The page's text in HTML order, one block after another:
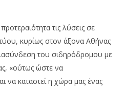
τις λύσεις σε
κυρίως στον άξονα Αθήνας
του σιδηρόδρομου με
«ούτως ώστε να
να καταστεί η χώρα μας ένας